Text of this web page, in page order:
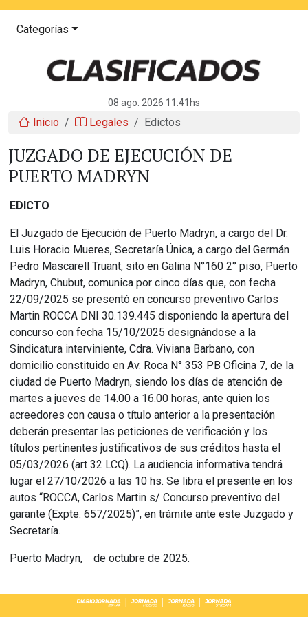
Categorías
08 ago. 2026 11:41hs
Inicio Legales Edictos
JUZGADO DE EJECUCIÓN DE
PUERTO MADRYN
EDICTO
El Juzgado de Ejecución de Puerto Madryn, a cargo del Dr.
Luis Horacio Mueres, Secretaría Única, a cargo del Germán
Pedro Mascarell Truant, sito en Galina N°160 2° piso, Puerto
Madryn, Chubut, comunica por cinco días que, con fecha
22/09/2025 se presentó en concurso preventivo Carlos
Martin ROCCA DNI 30.139.445 disponiendo la apertura del
concurso con fecha 15/10/2025 designándose a la
Sindicatura interviniente, Cdra. Viviana Barbano, con
domicilio constituido en Av. Roca N° 353 PB Oficina 7, de la
ciudad de Puerto Madryn, siendo los días de atención de
martes a jueves de 14.00 a 16.00 horas, ante quien los
acreedores con causa o título anterior a la presentación
deberán presentar las peticiones de verificación y los
títulos pertinentes justificativos de sus créditos hasta el
05/03/2026 (art 32 LCQ). La audiencia informativa tendrá
lugar el 27/10/2026 a las 10 hs. Se libra el presente en los
autos “ROCCA, Carlos Martin s/ Concurso preventivo del
garante (Expte. 657/2025)”, en trámite ante este Juzgado y
Secretaría.
Puerto Madryn, de octubre de 2025.